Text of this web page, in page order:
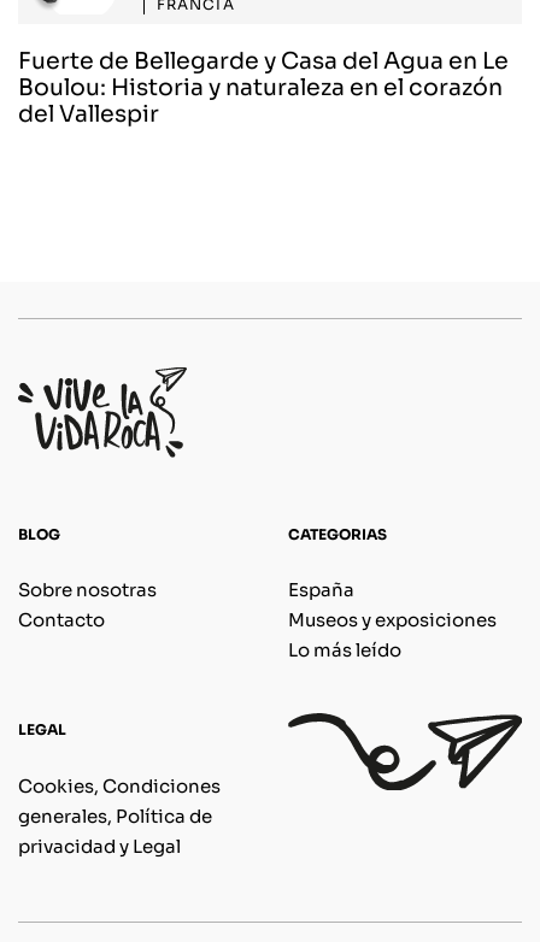
FRANCIA
Fuerte de Bellegarde y Casa del Agua en Le
Boulou: Historia y naturaleza en el corazón
del Vallespir
BLOG
Sobre nosotras
Contacto
CATEGORIAS
España
Museos y exposiciones
Lo más leído
LEGAL
Cookies, Condiciones
generales, Política de
privacidad y Legal